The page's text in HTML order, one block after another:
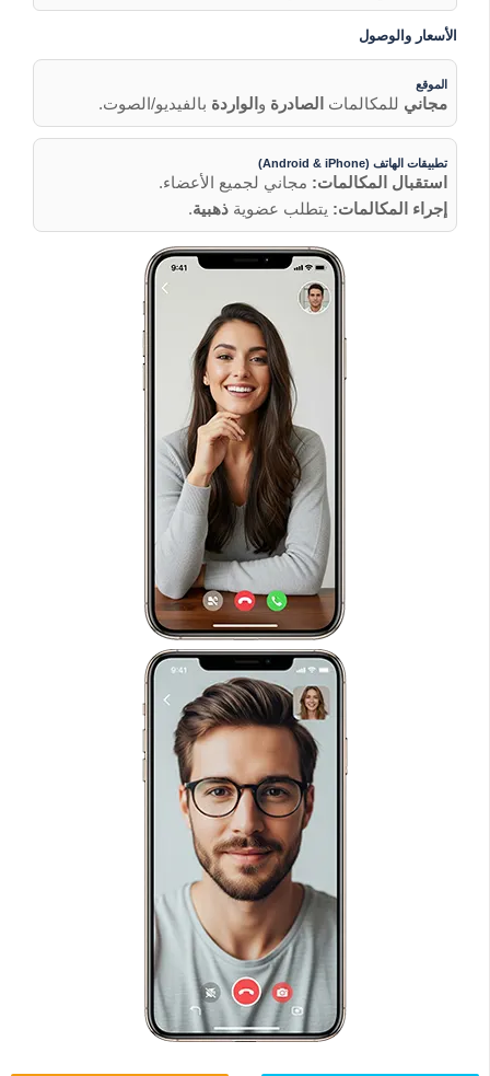
الأسعار والوصول
الموقع
مجاني للمكالمات الصادرة و الواردة بالفيديو/الصوت.
تطبيقات الهاتف (Android & iPhone)
استقبال المكالمات: مجاني لجميع الأعضاء.
إجراء المكالمات: يتطلب عضوية ذهبية.